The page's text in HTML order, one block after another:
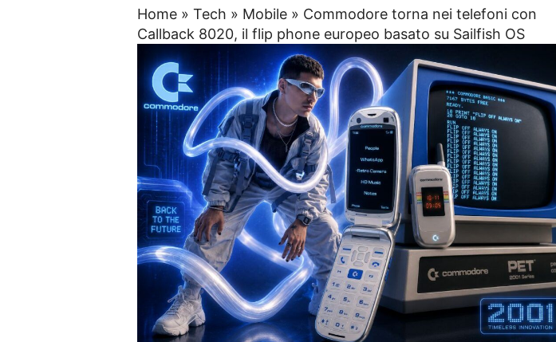
Home »Tech » Mobile » Commodore torna nei telefoni con
Callback 8020, il flip phone europeo basato su Sailfish OS